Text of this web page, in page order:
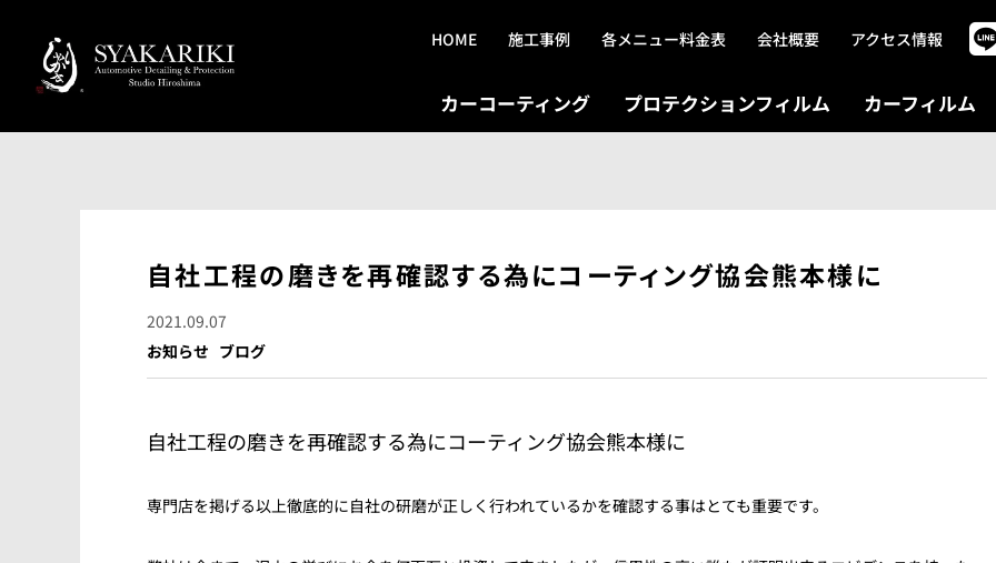
HOME 施工事例 各メニュー料金表 会社概要 アクセス情報
カーコーティング プロテクションフィルム カーフィルム
自社工程の磨きを再確認する為にコーティング協会熊本様に
2021.09.07
お知らせ ブログ
自社工程の磨きを再確認する為にコーティング協会熊本様に
専門店を掲げる以上徹底的に自社の研磨が正しく行われているかを確認する事はとても重要です。